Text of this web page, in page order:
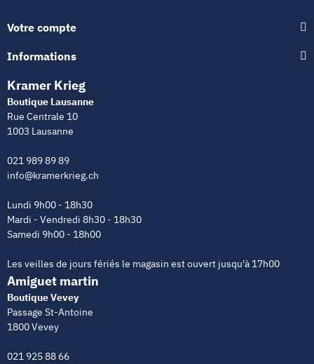
Votre compte
Informations
Kramer Krieg
Boutique Lausanne
Rue Centrale 10
1003 Lausanne
021 989 89 89
info@kramerkrieg.ch
Lundi 9h00 - 18h30
Mardi - Vendredi 8h30 - 18h30
Samedi 9h00 - 18h00
Les veilles de jours fériés le magasin est ouvert jusqu'à 17h00
Amiguet martin
Boutique Vevey
Passage St-Antoine
1800 Vevey
021 925 88 66